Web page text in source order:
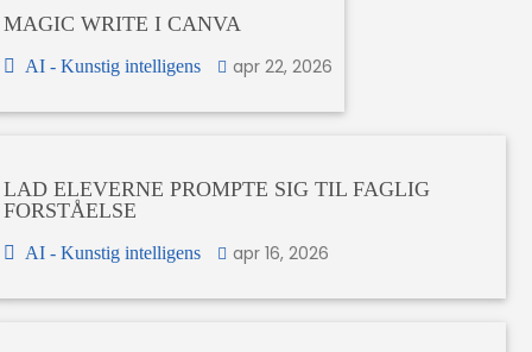
MAGIC WRITE I CANVA
AI - Kunstig intelligens apr 22, 2026
LAD ELEVERNE PROMPTE SIG TIL FAGLIG
FORSTÅELSE
AI - Kunstig intelligens apr 16, 2026